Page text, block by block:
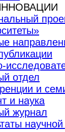
отдел
и
и наука
журнал